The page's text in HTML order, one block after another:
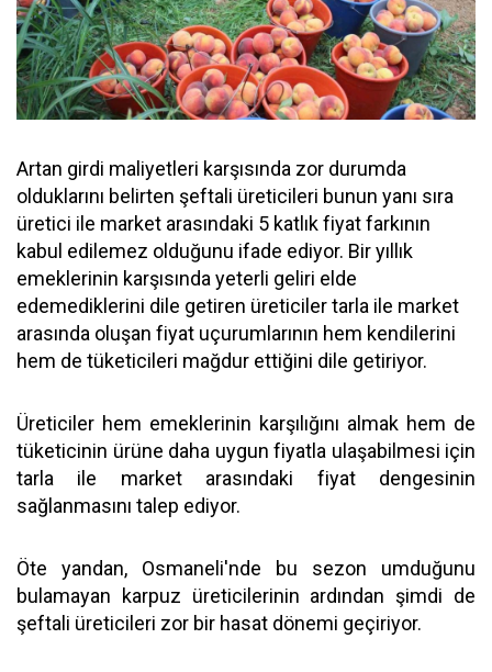
Artan girdi maliyetleri karşısında zor durumda
olduklarını belirten şeftali üreticileri bunun yanı sıra
üretici ile market arasındaki 5 katlık fiyat farkının
kabul edilemez olduğunu ifade ediyor. Bir yıllık
emeklerinin karşısında yeterli geliri elde
edemediklerini dile getiren üreticiler tarla ile market
arasında oluşan fiyat uçurumlarının hem kendilerini
hem de tüketicileri mağdur ettiğini dile getiriyor.
Üreticiler hem emeklerinin karşılığını almak hem de
tüketicinin ürüne daha uygun fiyatla ulaşabilmesi için
tarla ile market arasındaki fiyat dengesinin
sağlanmasını talep ediyor.
Öte yandan, Osmaneli'nde bu sezon umduğunu
bulamayan karpuz üreticilerinin ardından şimdi de
şeftali üreticileri zor bir hasat dönemi geçiriyor.